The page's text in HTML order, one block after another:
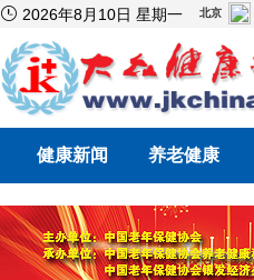
 2026年8月10日 星期一
健康新闻 养老健康